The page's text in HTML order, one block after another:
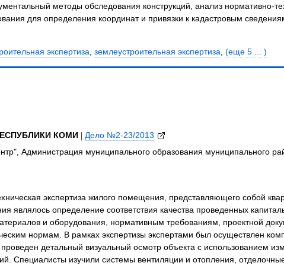
методы обследования конструкций, анализ нормативно-
для определения координат и привязки к кадастровым
экспертиза, землеустроительная экспертиза, (еще 5 ... )
КОМИ | Дело №2-23/2013
Администрация муниципального образования муниципального
экспертиза жилого помещения, представляющего собой
являлось определение соответствия качества проведенных
и оборудования, нормативным требованиям, проектной
нормам. В рамках экспертизы экспертами был осуществлен
детальный визуальный осмотр объекта с использованием
Специалисты изучили системы вентиляции и отопления,